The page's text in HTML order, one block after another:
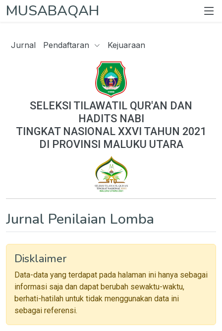
MUSABAQAH
Jurnal Pendaftaran Kejuaraan
SELEKSI TILAWATIL QUR'AN DAN
HADITS NABI
TINGKAT NASIONAL XXVI TAHUN 2021
DI PROVINSI MALUKU UTARA
Jurnal Penilaian Lomba
Disklaimer
Data-data yang terdapat pada halaman ini hanya sebagai
informasi saja dan dapat berubah sewaktu-waktu,
berhati-hatilah untuk tidak menggunakan data ini
sebagai referensi.